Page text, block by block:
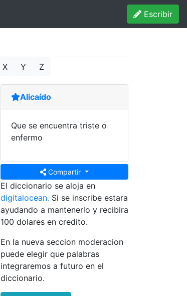
Escribir
X Y Z
Alicaído
Que se encuentra triste o
enfermo
Compartir
El diccionario se aloja en
digitalocean. Si se inscribe estara
ayudando a mantenerlo y recibira
100 dolares en credito.
En la nueva seccion moderacion
puede elegir que palabras
integraremos a futuro en el
diccionario.